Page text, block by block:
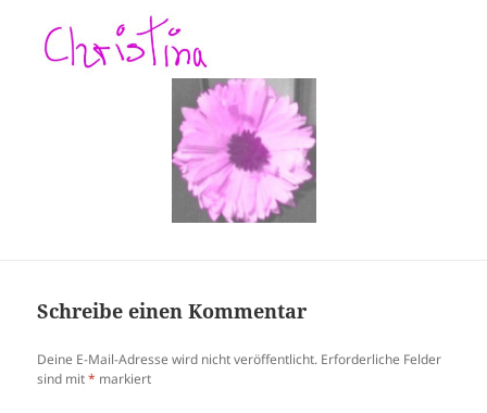
Schreibe einen Kommentar
Deine E-Mail-Adresse wird nicht veröffentlicht. Erforderliche Felder
sind mit* markiert